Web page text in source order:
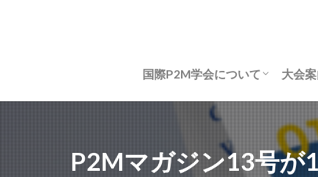
国際P2M学会について
国際P2M学会について
P2Mコンセプト(ver2.0)
学会定款
表彰規程
表彰一覧
組織図
会長挨拶
名誉会員
役員等名簿 2026年度
法人会員名簿
学会資格・認定
年次総会
事務所所在地
お問い合わせ
大会
大会
大会
論文
研究
国際
P2Mマガジン13号が